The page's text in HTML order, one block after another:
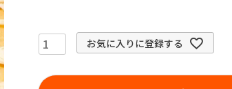
お気に入りに登録する